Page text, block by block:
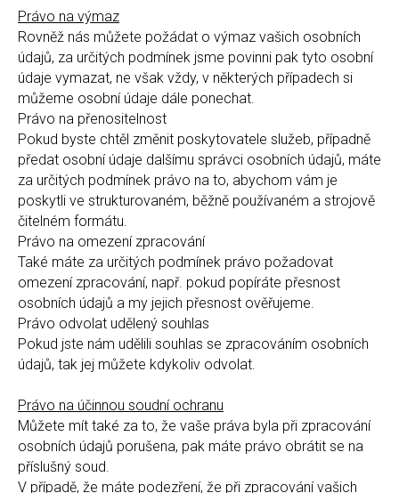
Právo na výmaz
Rovněž nás můžete požádat o výmaz vašich osobních
údajů, za určitých podmínek jsme povinni pak tyto osobní
údaje vymazat, ne však vždy, v některých případech si
můžeme osobní údaje dále ponechat.
Právo na přenositelnost
Pokud byste chtěl změnit poskytovatele služeb, případně
předat osobní údaje dalšímu správci osobních údajů, máte
za určitých podmínek právo na to, abychom vám je
poskytli ve strukturovaném, běžně používaném a strojově
čitelném formátu.
Právo na omezení zpracování
Také máte za určitých podmínek právo požadovat
omezení zpracování, např. pokud popíráte přesnost
osobních údajů a my jejich přesnost ověřujeme.
Právo odvolat udělený souhlas
Pokud jste nám udělili souhlas se zpracováním osobních
údajů, tak jej můžete kdykoliv odvolat.
Právo na účinnou soudní ochranu
Můžete mít také za to, že vaše práva byla při zpracování
osobních údajů porušena, pak máte právo obrátit se na
příslušný soud.
V případě, že máte podezření, že při zpracování vašich